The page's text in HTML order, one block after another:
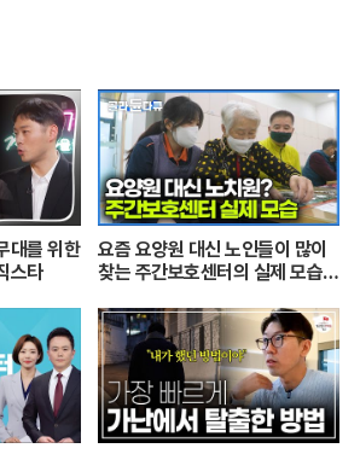
대를 위한
스타
요즘 요양원 대신 노인들이 많이
찾는 주간보호센터의 실제 모습
양보호사의 하루┃주간보호센터
24시┃PD로그┃#골라듄다큐